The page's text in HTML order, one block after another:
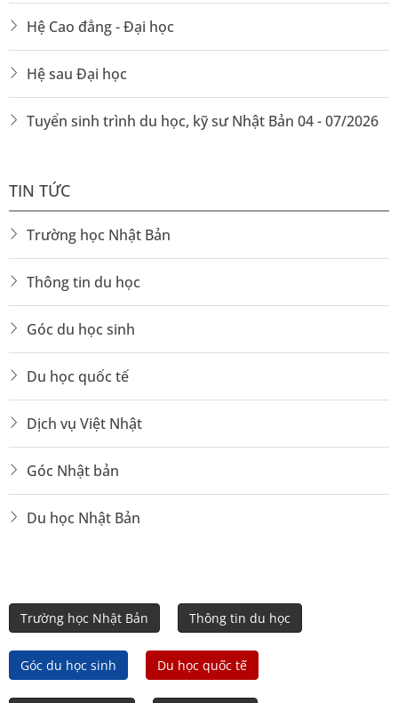
Hệ Cao đẳng - Đại học
Hệ sau Đại học
Tuyển sinh trình du học, kỹ sư Nhật Bản 04 - 07/2026
TIN TỨC
Trường học Nhật Bản
Thông tin du học
Góc du học sinh
Du học quốc tế
Dịch vụ Việt Nhật
Góc Nhật bản
Du học Nhật Bản
Trường học Nhật Bản Thông tin du học
Góc du học sinh Du học quốc tế